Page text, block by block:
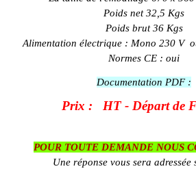
Poids net 32,5 Kgs
Poids brut 36 Kgs
Alimentation électrique : Mono 230 V
Normes CE : oui
Documentation PDF :
Prix : HT - Départ de
POUR TOUTE DEMANDE NOUS
Une réponse vous sera adressée